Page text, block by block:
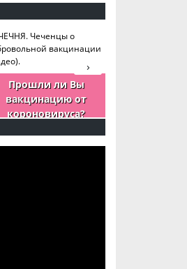
Прошли ли Вы
вакцинацию от
короновируса?
›